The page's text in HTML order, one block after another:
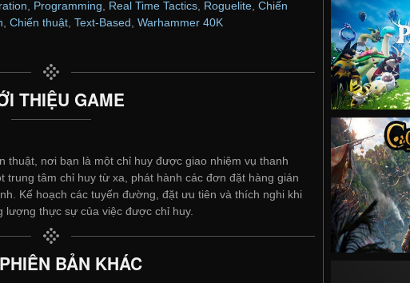
Programming Real Time Tactics Roguelite Chiến
Chiến thuật Text-Based Warhammer 40K
THIỆU GAME
thuật, nơi bạn là một chỉ huy được giao nhiệm vụ thanh
trung tâm chỉ huy từ xa, phát hành các đơn đặt hàng gián
Kế hoạch các tuyến đường, đặt ưu tiên và thích nghi khi
lượng thực sự của việc được chỉ huy.
BẢN KHÁC